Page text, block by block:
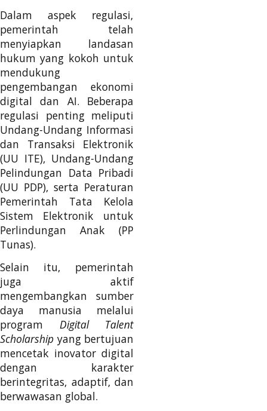
Dalam aspek regulasi,
pemerintah telah
menyiapkan landasan
hukum yang kokoh untuk
mendukung
pengembangan ekonomi
digital dan AI. Beberapa
regulasi penting meliputi
Undang-Undang Informasi
dan Transaksi Elektronik
(UU ITE), Undang-Undang
Pelindungan Data Pribadi
(UU PDP), serta Peraturan
Pemerintah Tata Kelola
Sistem Elektronik untuk
Perlindungan Anak (PP
Tunas).
Selain itu, pemerintah
juga aktif
mengembangkan sumber
daya manusia melalui
program Digital Talent
Scholarship yang bertujuan
mencetak inovator digital
dengan karakter
berintegritas, adaptif, dan
berwawasan global.